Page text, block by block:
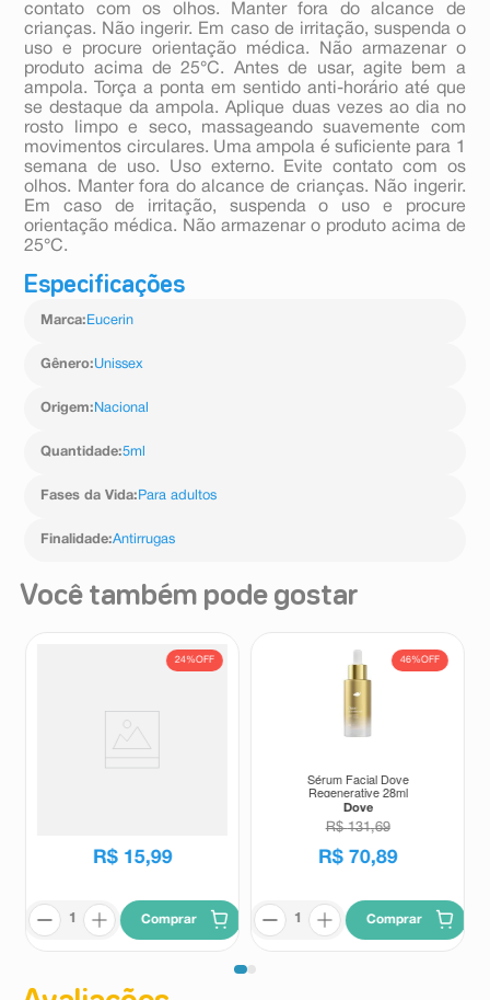
contato com os olhos. Manter fora do alcance de
crianças. Não ingerir. Em caso de irritação, suspenda o
uso e procure orientação médica. Não armazenar o
produto acima de 25°C. Antes de usar, agite bem a
ampola. Torça a ponta em sentido anti-horário até que
se destaque da ampola. Aplique duas vezes ao dia no
rosto limpo e seco, massageando suavemente com
movimentos circulares. Uma ampola é suficiente para 1
semana de uso. Uso externo. Evite contato com os
olhos. Manter fora do alcance de crianças. Não ingerir.
Em caso de irritação, suspenda o uso e procure
orientação médica. Não armazenar o produto acima de
25°C.
Especificações
Marca: Eucerin
Gênero:Unissex
Origem: Nacional
Quantidade:5ml
Fases da Vida: Para adultos
Finalidade:Antirrugas
Você também pode gostar
24%OFF
R$ 15,99
Comprar
46%OFF
Sérum Facial Dove
Regenerative 28ml
Dove
R$ 131,69
R$ 70,89
Comprar